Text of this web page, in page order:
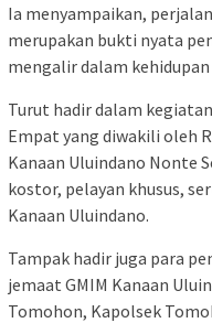
Ia menyampaikan,
merupakan bukti nyata
mengalir dalam
Turut hadir dalam
Empat yang diwakili oleh
Kanaan Uluindano Nonte
kostor, pelayan khusus,
Kanaan Uluindano.
Tampak hadir juga para
jemaat GMIM Kanaan
Tomohon, Kapolsek